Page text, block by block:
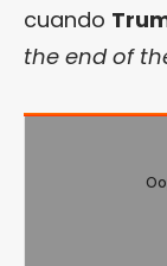
cuando
the end of